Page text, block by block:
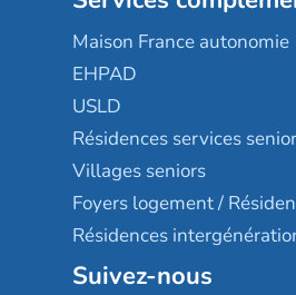
Maison France autonomie
EHPAD
USLD
Résidences services
Villages seniors
Foyers logement /
Résidences
Suivez-nous